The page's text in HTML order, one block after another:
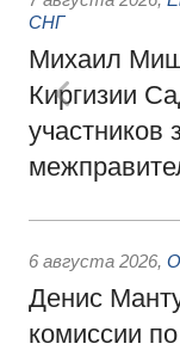
СНГ
Михаил
Киргизии
участников
6 августа 2026,
Денис
комиссии